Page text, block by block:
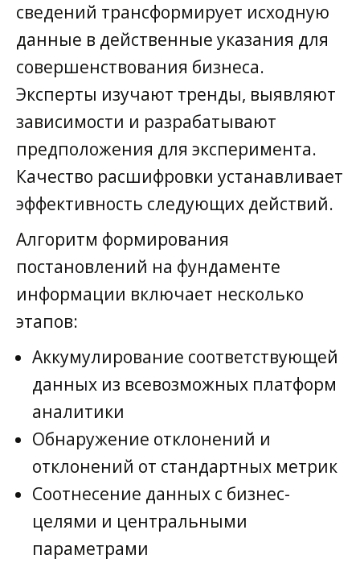
сведений трансформирует исходную
данные в действенные указания для
совершенствования бизнеса.
Эксперты изучают тренды, выявляют
зависимости и разрабатывают
предположения для эксперимента.
Качество расшифровки устанавливает
эффективность следующих действий.
Алгоритм формирования
постановлений на фундаменте
информации включает несколько
этапов:
Аккумулирование соответствующей
данных из всевозможных платформ
аналитики
Обнаружение отклонений и
отклонений от стандартных метрик
Соотнесение данных с бизнес-
целями и центральными
параметрами